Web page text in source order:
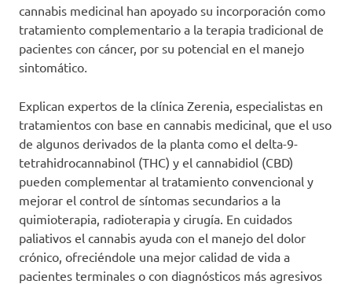
cannabis medicinal han apoyado su incorporación como
tratamiento complementario a la terapia tradicional de
pacientes con cáncer, por su potencial en el manejo
sintomático.
Explican expertos de la clínica Zerenia, especialistas en
tratamientos con base en cannabis medicinal, que el uso
de algunos derivados de la planta como el delta-9-
tetrahidrocannabinol (THC) y el cannabidiol (CBD)
pueden complementar al tratamiento convencional y
mejorar el control de síntomas secundarios a la
quimioterapia, radioterapia y cirugía. En cuidados
paliativos el cannabis ayuda con el manejo del dolor
crónico, ofreciéndole una mejor calidad de vida a
pacientes terminales o con diagnósticos más agresivos